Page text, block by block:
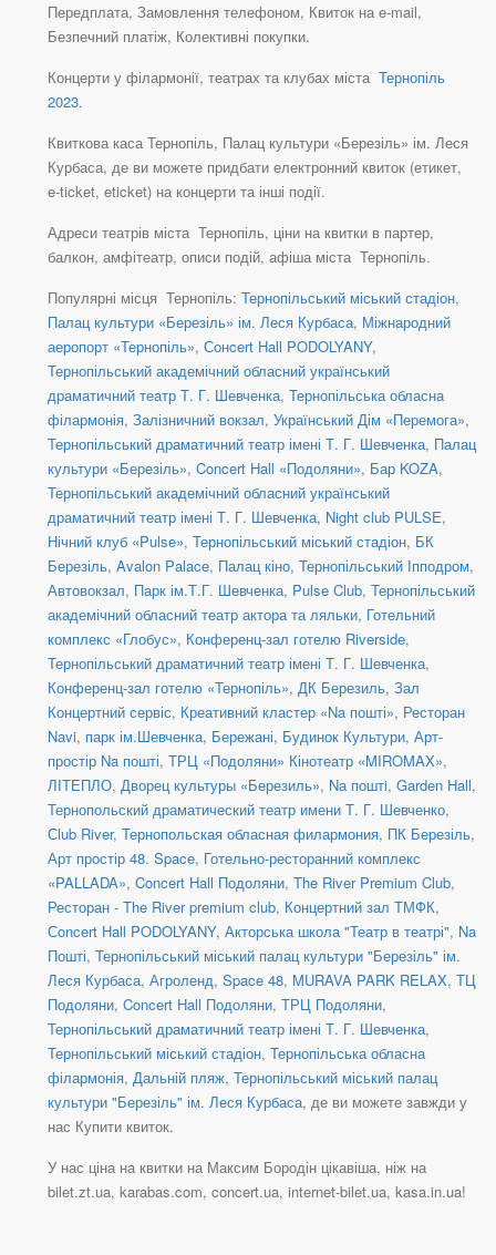
Передплата, Замовлення телефоном, Квиток на e-mail,
Безпечний платіж, Колективні покупки.
Концерти у філармонії, театрах та клубах міста Тернопіль
2023.
Квиткова каса Тернопіль, Палац культури «Березіль» ім. Леся
Курбаса, де ви можете придбати електронний квиток (етикет,
e-ticket, eticket) на концерти та інші події.
Адреси театрів міста Тернопіль, ціни на квитки в партер,
балкон, амфітеатр, описи подій, афіша міста Тернопіль.
Популярні місця Тернопіль: Тернопільський міський стадіон,
Палац культури «Березіль» ім. Леся Курбаса, Міжнародний
аеропорт «Тернопіль», Сонcert Hall PODOLYANY,
Тернопільський академічний обласний український
драматичний театр Т. Г. Шевченка, Тернопільська обласна
філармонія, Залізничний вокзал, Український Дім «Перемога»,
Тернопільський драматичний театр імені Т. Г. Шевченка, Палац
культури «Березіль», Concert Hall «Подоляни», Бар KOZA,
Тернопільський академічний обласний український
драматичний театр імені Т. Г. Шевченка, Night club PULSE,
Нічний клуб «Pulse», Тернопільський міський стадіон, БК
Березіль, Avalon Palace, Палац кіно, Тернопільський Іпподром,
Автовокзал, Парк ім.Т.Г. Шевченка, Pulse Club, Тернопільський
академічний обласний театр актора та ляльки, Готельний
комплекс «Глобус», Конференц-зал готелю Riverside,
Тернопільський драматичний театр імені Т. Г. Шевченка,
Конференц-зал готелю «Тернопіль», ДК Березиль, Зал
Концертний сервіс, Креативний кластер «Na пошті», Ресторан
Navi, парк ім.Шевченка, Бережані, Будинок Культури, Арт-
простір Na пошті, ТРЦ «Подоляни» Кінотеатр «MIROMAX»,
ЛІТЕПЛО, Дворец культуры «Березиль», Nа поштi, Garden Hall,
Тернопольский драматический театр имени Т. Г. Шевченко,
Сlub River, Тернопольская обласная филармония, ПК Березіль,
Арт простір 48. Space, Готельно-ресторанний комплекс
«PALLADA», Concert Hall Подоляни, The River Premium Club,
Ресторан - The River premium club, Концертний зал ТМФК,
Сoncert Hall PODOLYANY, Акторська школа "Театр в театрі", Na
Пошті, Тернопільський міський палац культури "Березіль" ім.
Леся Курбаса, Агроленд, Space 48, MURAVA PARK RELAX, ТЦ
Подоляни, Concert Hall Подоляни, ТРЦ Подоляни,
Тернопільський драматичний театр імені Т. Г. Шевченка,
Тернопільський міський стадіон, Тернопільська обласна
філармонія, Дальній пляж, Тернопільський міський палац
культури "Березіль" ім. Леся Курбаса, де ви можете завжди у
нас Купити квиток.
У нас ціна на квитки на Максим Бородін цікавіша, ніж на
bilet.zt.ua, karabas.com, concert.ua, internet-bilet.ua, kasa.in.ua!